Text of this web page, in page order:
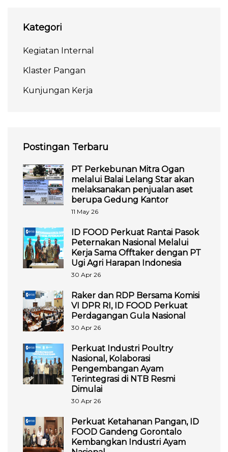
Kategori
Kegiatan Internal
Klaster Pangan
Kunjungan Kerja
Postingan Terbaru
PT Perkebunan Mitra Ogan
melalui Balai Lelang Star akan
melaksanakan penjualan aset
berupa Gedung Kantor
11 May 26
ID FOOD Perkuat Rantai Pasok
Peternakan Nasional Melalui
Kerja Sama Offtaker dengan PT
Ugi Agri Harapan Indonesia
30 Apr 26
Raker dan RDP Bersama Komisi
VI DPR RI, ID FOOD Perkuat
Perdagangan Gula Nasional
30 Apr 26
Perkuat Industri Poultry
Nasional, Kolaborasi
Pengembangan Ayam
Terintegrasi di NTB Resmi
Dimulai
30 Apr 26
Perkuat Ketahanan Pangan, ID
FOOD Gandeng Gorontalo
Kembangkan Industri Ayam